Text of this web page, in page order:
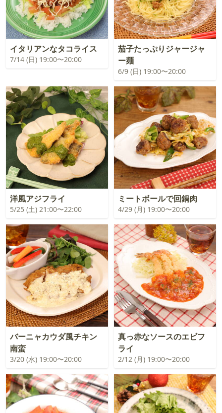
イタリアンなタコライス
7/14 (日) 19:00〜20:00
茄子たっぷりジャージャ
ー麺
6/9 (日) 19:00〜20:00
洋風アジフライ
5/25 (土) 21:00〜22:00
ミートボールで回鍋肉
4/29 (月) 19:00〜20:00
バーニャカウダ風チキン
南蛮
3/20 (水) 19:00〜20:00
真っ赤なソースのエビフ
ライ
2/12 (月) 19:00〜20:00